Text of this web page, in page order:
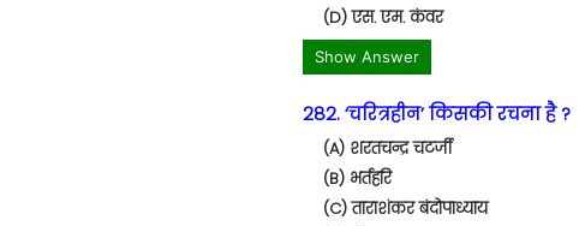
(D) एस. एम. कंवर
Show Answer
282. ‘चरित्रहीन’ किसकी रचना है ?
(A) शरतचन्द्र चटर्जी
(B) भर्तहरि
(C) ताराशंकर बंदोपाध्याय